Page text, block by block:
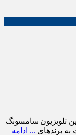
تلویزیون سامسونگ
برندهای ... ادامه